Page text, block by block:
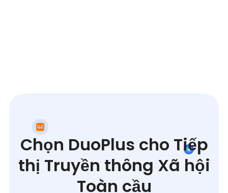
Chọn DuoPlus cho Tiếp
thị Truyền thông Xã hội
Toàn cầu